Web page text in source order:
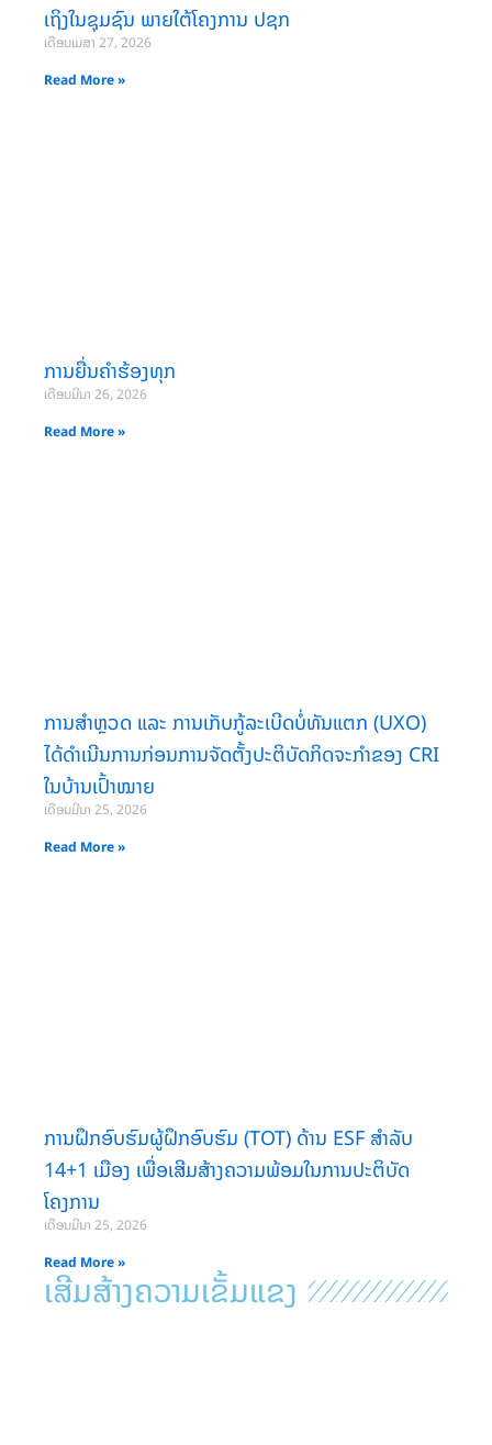
ເຖິງໃນຊຸມຊົນ ພາຍໃຕ້ໂຄງການ ປຊກ
ເດືອນເມສາ 27, 2026
Read More »
ການຍື່ນຄໍາຮ້ອງທຸກ
ເດືອນມີນາ 26, 2026
Read More »
ການສຳຫຼວດ ແລະ ການເກັບກູ້ລະເບີດບໍ່ທັນແຕກ (UXO)
ໄດ້ດຳເນີນການກ່ອນການຈັດຕັ້ງປະຕິບັດກິດຈະກຳຂອງ CRI
ໃນບ້ານເປົ້າໝາຍ
ເດືອນມີນາ 25, 2026
Read More »
ການຝຶກອົບຮົມຜູ້ຝຶກອົບຮົມ (TOT) ດ້ານ ESF ສຳລັບ
14+1 ເມືອງ ເພື່ອເສີມສ້າງຄວາມພ້ອມໃນການປະຕິບັດ
ໂຄງການ
ເດືອນມີນາ 25, 2026
Read More »
ເສີມສ້າງຄວາມເຂັ້ມແຂງ